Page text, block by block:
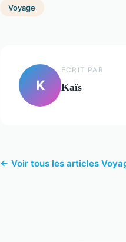
Voyage
K
ECRIT PAR
Kaïs
← Voir tous les articles